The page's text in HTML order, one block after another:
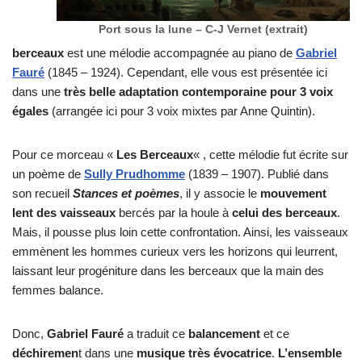
Port sous la lune – C-J Vernet (extrait)
berceaux est une mélodie accompagnée au piano de Gabriel
Fauré (1845 – 1924). Cependant, elle vous est présentée ici
dans une très belle adaptation contemporaine pour 3 voix
égales (arrangée ici pour 3 voix mixtes par Anne Quintin).
Pour ce morceau « Les Berceaux« , cette mélodie fut écrite sur
un poème de Sully Prudhomme (1839 – 1907). Publié dans
son recueil Stances et poèmes, il y associe le mouvement
lent des vaisseaux bercés par la houle à celui des berceaux.
Mais, il pousse plus loin cette confrontation. Ainsi, les vaisseaux
emmènent les hommes curieux vers les horizons qui leurrent,
laissant leur progéniture dans les berceaux que la main des
femmes balance.
Donc, Gabriel Fauré a traduit ce balancement et ce
déchirement dans une musique très évocatrice. L’ensemble